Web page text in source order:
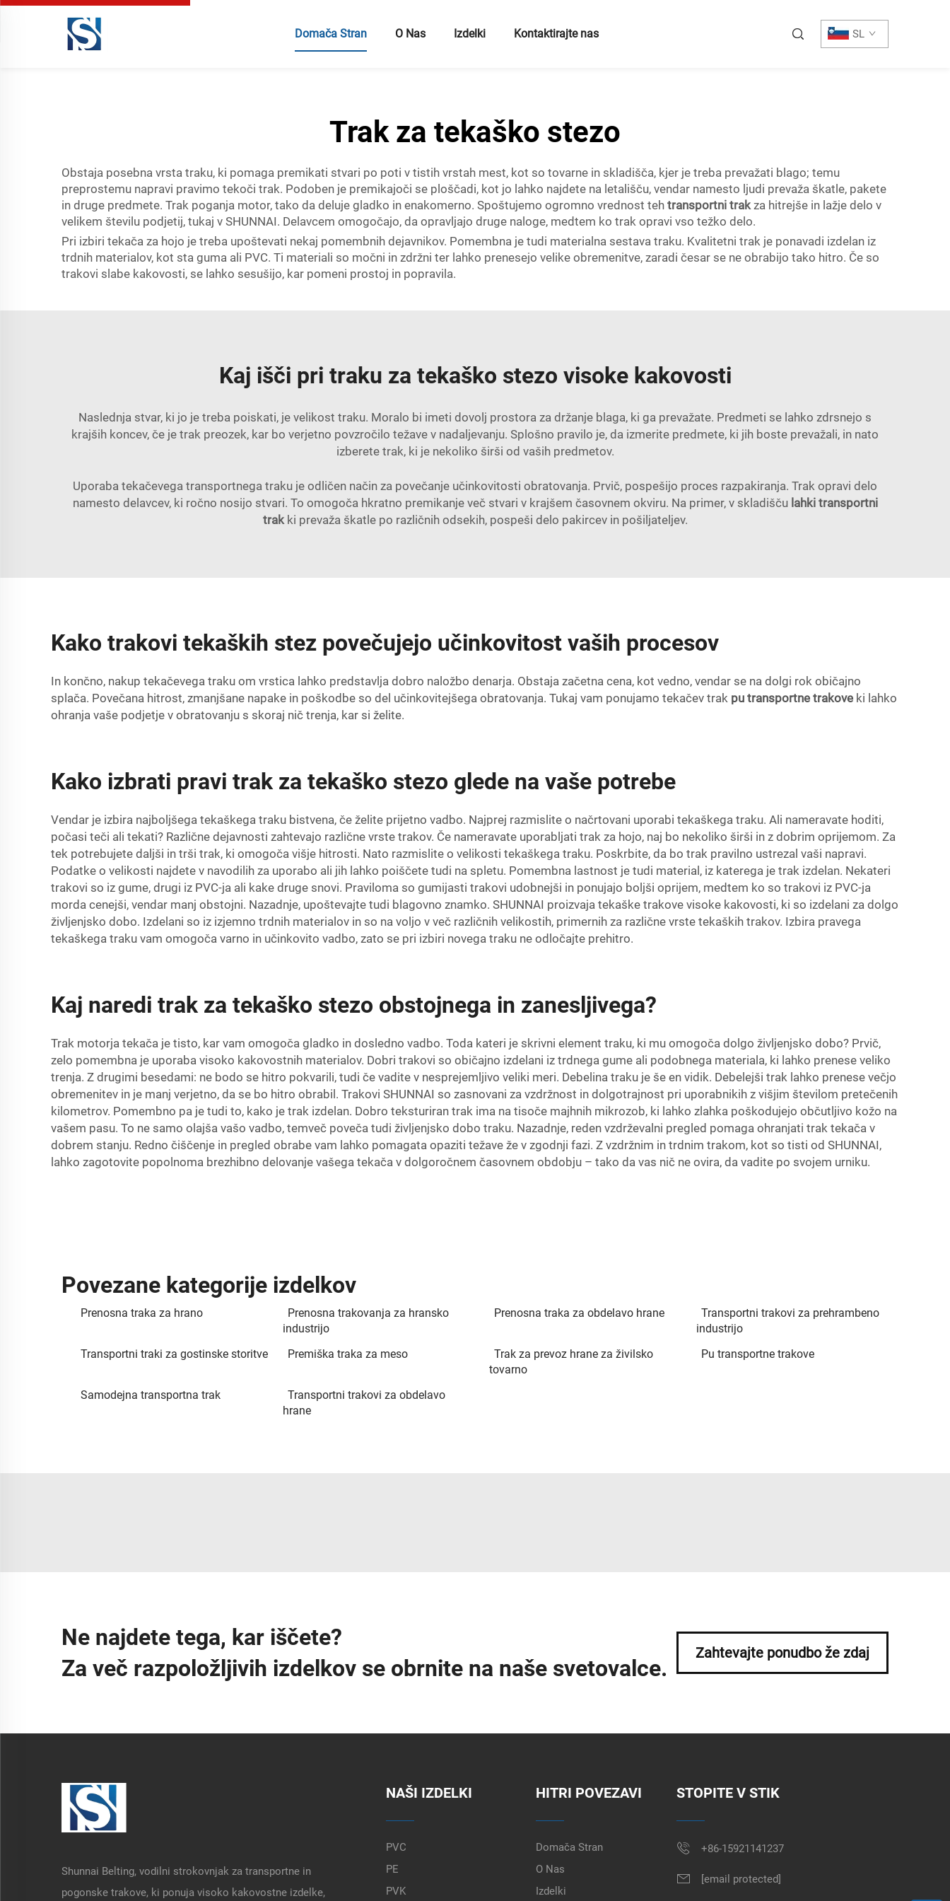
Domača Stran O Nas Izdelki Kontaktirajte nas SL
Trak za tekaško stezo
Obstaja posebna vrsta traku, ki pomaga premikati stvari po poti v tistih vrstah mest, kot so tovarne in skladišča, kjer je treba prevažati blago; temu
preprostemu napravi pravimo tekoči trak. Podoben je premikajoči se ploščadi, kot jo lahko najdete na letališču, vendar namesto ljudi prevaža škatle, pakete
in druge predmete. Trak poganja motor, tako da deluje gladko in enakomerno. Spoštujemo ogromno vrednost teh transportni trakza hitrejše in lažje delo v
velikem številu podjetij, tukaj v SHUNNAI. Delavcem omogočajo, da opravljajo druge naloge, medtem ko trak opravi vso težko delo.
Pri izbiri tekača za hojo je treba upoštevati nekaj pomembnih dejavnikov. Pomembna je tudi materialna sestava traku. Kvalitetni trak je ponavadi izdelan iz
trdnih materialov, kot sta guma ali PVC. Ti materiali so močni in zdržni ter lahko prenesejo velike obremenitve, zaradi česar se ne obrabijo tako hitro. Če so
trakovi slabe kakovosti, se lahko sesušijo, kar pomeni prostoj in popravila.
Kaj išči pri traku za tekaško stezo visoke kakovosti
Naslednja stvar, ki jo je treba poiskati, je velikost traku. Moralo bi imeti dovolj prostora za držanje blaga, ki ga prevažate. Predmeti se lahko zdrsnejo s
krajših koncev, če je trak preozek, kar bo verjetno povzročilo težave v nadaljevanju. Splošno pravilo je, da izmerite predmete, ki jih boste prevažali, in nato
izberete trak, ki je nekoliko širši od vaših predmetov.
Uporaba tekačevega transportnega traku je odličen način za povečanje učinkovitosti obratovanja. Prvič, pospešijo proces razpakiranja. Trak opravi delo
namesto delavcev, ki ročno nosijo stvari. To omogoča hkratno premikanje več stvari v krajšem časovnem okviru. Na primer, v skladišču lahki transportni
trak ki prevaža škatle po različnih odsekih, pospeši delo pakircev in pošiljateljev.
Kako trakovi tekaških stez povečujejo učinkovitost vaših procesov
In končno, nakup tekačevega traku om vrstica lahko predstavlja dobro naložbo denarja. Obstaja začetna cena, kot vedno, vendar se na dolgi rok običajno
splača. Povečana hitrost, zmanjšane napake in poškodbe so del učinkovitejšega obratovanja. Tukaj vam ponujamo tekačev trak pu transportne trakove ki lahko
ohranja vaše podjetje v obratovanju s skoraj nič trenja, kar si želite.
Kako izbrati pravi trak za tekaško stezo glede na vaše potrebe
Vendar je izbira najboljšega tekaškega traku bistvena, če želite prijetno vadbo. Najprej razmislite o načrtovani uporabi tekaškega traku. Ali nameravate hoditi,
počasi teči ali tekati? Različne dejavnosti zahtevajo različne vrste trakov. Če nameravate uporabljati trak za hojo, naj bo nekoliko širši in z dobrim oprijemom. Za
tek potrebujete daljši in trši trak, ki omogoča višje hitrosti. Nato razmislite o velikosti tekaškega traku. Poskrbite, da bo trak pravilno ustrezal vaši napravi.
Podatke o velikosti najdete v navodilih za uporabo ali jih lahko poiščete tudi na spletu. Pomembna lastnost je tudi material, iz katerega je trak izdelan. Nekateri
trakovi so iz gume, drugi iz PVC-ja ali kake druge snovi. Praviloma so gumijasti trakovi udobnejši in ponujajo boljši oprijem, medtem ko so trakovi iz PVC-ja
morda cenejši, vendar manj obstojni. Nazadnje, upoštevajte tudi blagovno znamko. SHUNNAI proizvaja tekaške trakove visoke kakovosti, ki so izdelani za dolgo
življenjsko dobo. Izdelani so iz izjemno trdnih materialov in so na voljo v več različnih velikostih, primernih za različne vrste tekaških trakov. Izbira pravega
tekaškega traku vam omogoča varno in učinkovito vadbo, zato se pri izbiri novega traku ne odločajte prehitro.
Kaj naredi trak za tekaško stezo obstojnega in zanesljivega?
Trak motorja tekača je tisto, kar vam omogoča gladko in dosledno vadbo. Toda kateri je skrivni element traku, ki mu omogoča dolgo življenjsko dobo? Prvič,
zelo pomembna je uporaba visoko kakovostnih materialov. Dobri trakovi so običajno izdelani iz trdnega gume ali podobnega materiala, ki lahko prenese veliko
trenja. Z drugimi besedami: ne bodo se hitro pokvarili, tudi če vadite v nesprejemljivo veliki meri. Debelina traku je še en vidik. Debelejši trak lahko prenese večjo
obremenitev in je manj verjetno, da se bo hitro obrabil. Trakovi SHUNNAI so zasnovani za vzdržnost in dolgotrajnost pri uporabnikih z višjim številom pretečenih
kilometrov. Pomembno pa je tudi to, kako je trak izdelan. Dobro teksturiran trak ima na tisoče majhnih mikrozob, ki lahko zlahka poškodujejo občutljivo kožo na
vašem pasu. To ne samo olajša vašo vadbo, temveč poveča tudi življenjsko dobo traku. Nazadnje, reden vzdrževalni pregled pomaga ohranjati trak tekača v
dobrem stanju. Redno čiščenje in pregled obrabe vam lahko pomagata opaziti težave že v zgodnji fazi. Z vzdržnim in trdnim trakom, kot so tisti od SHUNNAI,
lahko zagotovite popolnoma brezhibno delovanje vašega tekača v dolgoročnem časovnem obdobju – tako da vas nič ne ovira, da vadite po svojem urniku.
Povezane kategorije izdelkov
Prenosna traka za hrano
Prenosna trakovanja za hransko
industrijo
Prenosna traka za obdelavo hrane
Transportni trakovi za prehrambeno
industrijo
Transportni traki za gostinske storitve
Premiška traka za meso
Trak za prevoz hrane za živilsko
tovarno
Pu transportne trakove
Samodejna transportna trak
Transportni trakovi za obdelavo
hrane
Ne najdete tega, kar iščete?
Za več razpoložljivih izdelkov se obrnite na naše svetovalce.
Zahtevajte ponudbo že zdaj
Shunnai Belting, vodilni strokovnjak za transportne in
pogonske trakove, ki ponuja visoko kakovostne izdelke,
NAŠI IZDELKI
PVC
PE
PVK
HITRI POVEZAVI
Domača Stran
O Nas
Izdelki
STOPITE V STIK
+86-15921141237
[email protected]